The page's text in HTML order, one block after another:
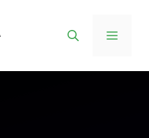
MENU